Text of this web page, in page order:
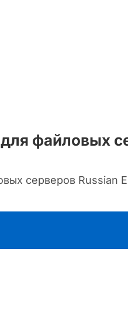
файловых
серверов Russian